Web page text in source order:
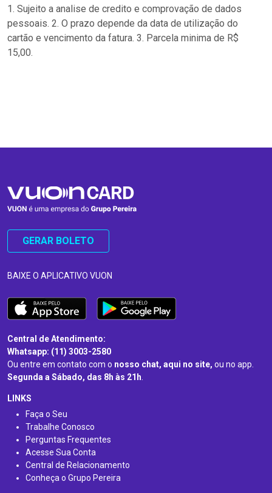
1. Sujeito a analise de credito e comprovação de dados
pessoais. 2. O prazo depende da data de utilização do
cartão e vencimento da fatura. 3. Parcela minima de R$
15,00.
GERAR BOLETO
BAIXE O APLICATIVO VUON
Central de Atendimento:
Whatsapp: (11) 3003-2580
Ou entre em contato com o nosso chat, aqui no site, ou no app.
Segunda a Sábado, das 8h às 21h.
LINKS
Faça o Seu
Trabalhe Conosco
Perguntas Frequentes
Acesse Sua Conta
Central de Relacionamento
Conheça o Grupo Pereira